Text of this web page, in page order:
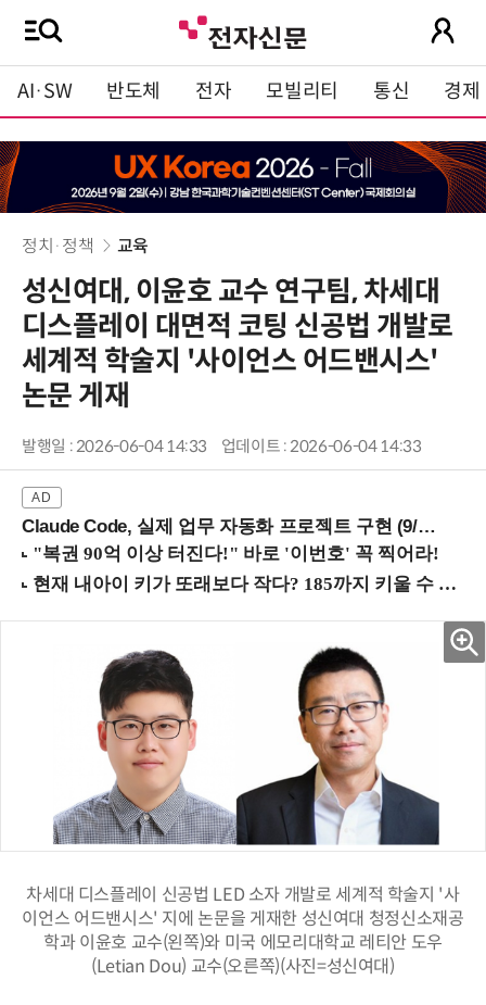
AI·SW 반도체 전자 모빌리티 통신 경제
정치·정책 교육
성신여대, 이윤호 교수 연구팀, 차세대
디스플레이 대면적 코팅 신공법 개발로
세계적 학술지 '사이언스 어드밴시스'
논문 게재
발행일 : 2026-06-04 14:33 업데이트 : 2026-06-04 14:33
Claude Code, 실제 업무 자동화 프로젝트 구현 (9/16 ~17 강남역)
차세대 디스플레이 신공법 LED 소자 개발로 세계적 학술지 '사
이언스 어드밴시스' 지에 논문을 게재한 성신여대 청정신소재공
학과 이윤호 교수(왼쪽)와 미국 에모리대학교 레티안 도우
(Letian Dou) 교수(오른쪽)(사진=성신여대)